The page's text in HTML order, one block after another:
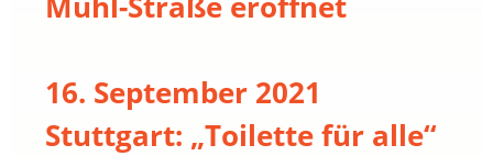
16. September 2021
Stuttgart: „Toilette für alle“